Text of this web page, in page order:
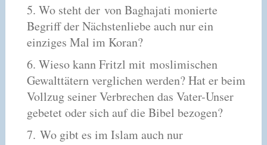
5. Wo steht der von Baghajati monierte
Begriff der Nächstenliebe auch nur ein
einziges Mal im Koran?
6. Wieso kann Fritzl mit moslimischen
Gewalttätern verglichen werden? Hat er beim
Vollzug seiner Verbrechen das Vater-Unser
gebetet oder sich auf die Bibel bezogen?
7. Wo gibt es im Islam auch nur